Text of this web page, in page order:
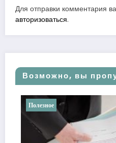
Для отправки комментария
авторизоваться.
Возможно, вы
Полезное